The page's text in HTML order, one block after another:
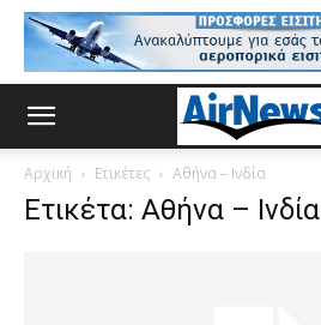
Αρχική Ετικέτες Αθήνα – Ινδία
Ετικέτα: Αθήνα – Ινδία